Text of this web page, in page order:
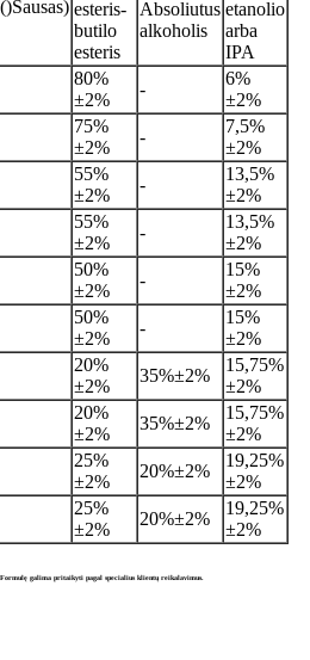
()Sausas) esteris-
butilo
esteris
Absoliutus
alkoholis
etanolio
arba
IPA
80%
±2%
-
6%
±2%
75%
±2%
-
7,5%
±2%
55%
±2%
-
13,5%
±2%
55%
±2%
-
13,5%
±2%
50%
±2%
-
15%
±2%
50%
±2%
-
15%
±2%
20%
±2%
35%±2%
15,75%
±2%
20%
±2%
35%±2%
15,75%
±2%
25%
±2%
20%±2%
19,25%
±2%
25%
±2%
20%±2%
19,25%
±2%
galima pritaikyti pagal specialius klientų reikalavimus.